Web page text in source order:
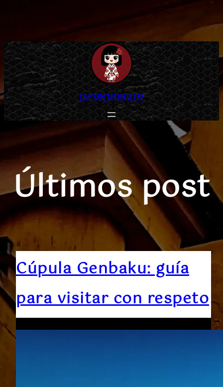
Saltar
al
contenido
JAPON1MINUTO
Últimos post
Cúpula Genbaku: guía
para visitar con respeto